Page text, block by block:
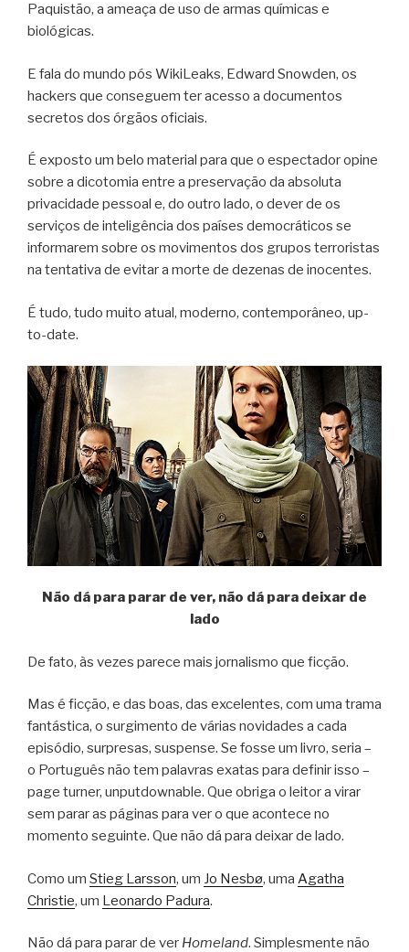
Paquistão, a ameaça de uso de armas químicas e
biológicas.
E fala do mundo pós WikiLeaks, Edward Snowden, os
hackers que conseguem ter acesso a documentos
secretos dos órgãos oficiais.
É exposto um belo material para que o espectador opine
sobre a dicotomia entre a preservação da absoluta
privacidade pessoal e, do outro lado, o dever de os
serviços de inteligência dos países democráticos se
informarem sobre os movimentos dos grupos terroristas
na tentativa de evitar a morte de dezenas de inocentes.
É tudo, tudo muito atual, moderno, contemporâneo, up-
to-date.
Não dá para parar de ver, não dá para deixar de
lado
De fato, às vezes parece mais jornalismo que ficção.
Mas é ficção, e das boas, das excelentes, com uma trama
fantástica, o surgimento de várias novidades a cada
episódio, surpresas, suspense. Se fosse um livro, seria –
o Português não tem palavras exatas para definir isso –
page turner, unputdownable. Que obriga o leitor a virar
sem parar as páginas para ver o que acontece no
momento seguinte. Que não dá para deixar de lado.
Como um Stieg Larsson, um Jo Nesbø, uma Agatha
Christie, um Leonardo Padura.
Não dá para parar de ver Homeland. Simplesmente não